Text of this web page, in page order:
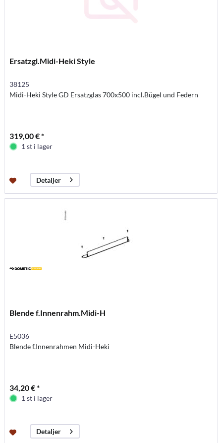
Ersatzgl.Midi-Heki Style
38125
Midi-Heki Style GD Ersatzglas 700x500 incl.Bügel und Federn
319,00 € *
1 st i lager
Detaljer
Blende f.Innenrahm.Midi-H
E5036
Blende f.Innenrahmen Midi-Heki
34,20 € *
1 st i lager
Detaljer